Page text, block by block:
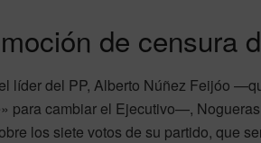
de censura
líder del PP, Alberto Núñez Feijóo
para cambiar el Ejecutivo—,
los siete votos de su partido, que